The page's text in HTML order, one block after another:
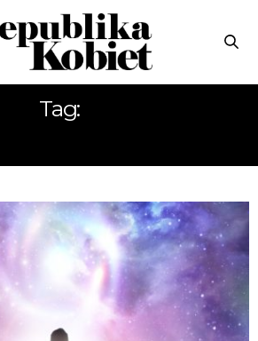
Tag: